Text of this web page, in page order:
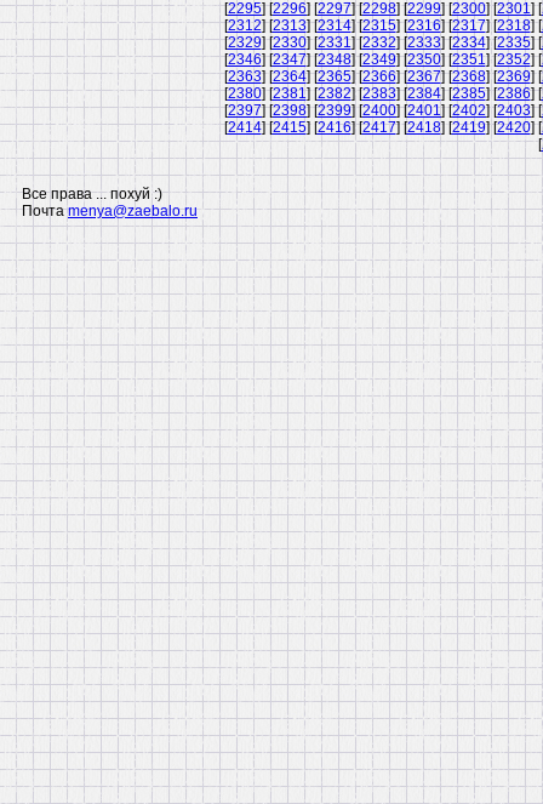
[2295] [2296] [2297] [2298] [2299] [2300] [2301] [
[2312] [2313] [2314] [2315] [2316] [2317] [2318] [
[2329] [2330] [2331] [2332] [2333] [2334] [2335] [
[2346] [2347] [2348] [2349] [2350] [2351] [2352] [
[2363] [2364] [2365] [2366] [2367] [2368] [2369] [
[2380] [2381] [2382] [2383] [2384] [2385] [2386] [
[2397] [2398] [2399] [2400] [2401] [2402] [2403] [
[2414] [2415] [2416] [2417] [2418] [2419] [2420] [
[
Все права ... похуй :)
Почтаmenya@zaebalo.ru